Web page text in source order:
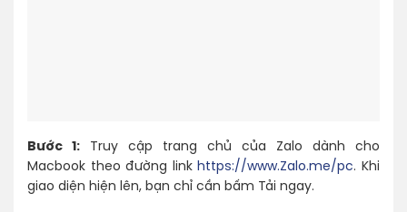
Bước 1: Truy cập trang chủ của Zalo dành cho
Macbook theo đường linkhttps://www.Zalo.me/pc. Khi
giao diện hiện lên, bạn chỉ cần bấm Tải ngay.